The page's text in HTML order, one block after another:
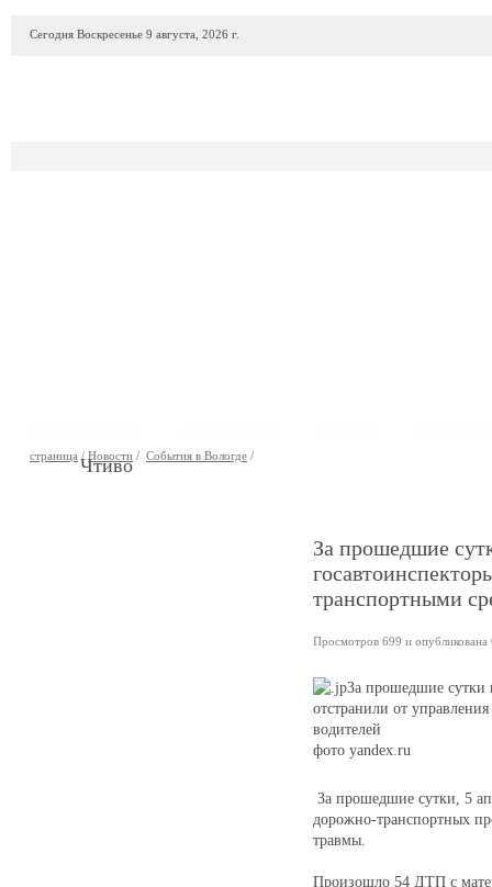
Сегодня Воскресенье 9 августа, 2026 г.
страница / Новости / События в Вологде /
Чтиво
За прошедшие
транспортными
Просмотров 699 и опубликована
фото yandex.ru
За прошедшие сутки, 5
дорожно-транспортных
травмы.
Произошло 54 ДТП с